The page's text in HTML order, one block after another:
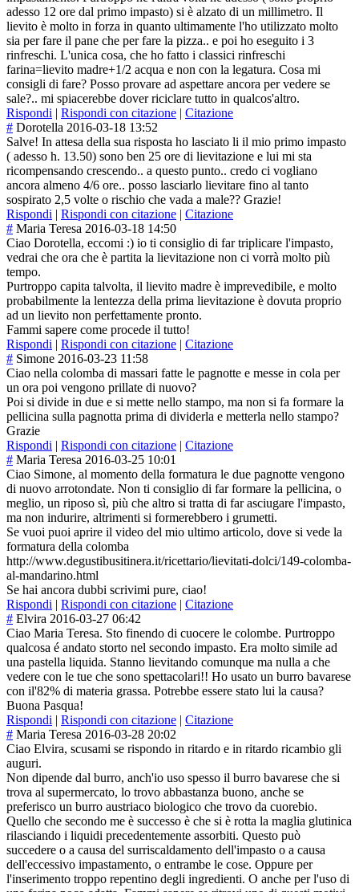
adesso 12 ore dal primo impasto) si è alzato di un millimetro. Il
lievito è molto in forza in quanto ultimamente l'ho utilizzato molto
sia per fare il pane che per fare la pizza.. e poi ho eseguito i 3
rinfreschi. L'unica cosa, che ho fatto i classici rinfreschi
farina=lievito madre+1/2 acqua e non con la legatura. Cosa mi
consigli di fare? Posso provare ad aspettare ancora per vedere se
sale?.. mi spiacerebbe dover riciclare tutto in qualcos'altro.
Rispondi | Rispondi con citazione | Citazione
# Dorotella 2016-03-18 13:52
Salve! In attesa della sua risposta ho lasciato li il mio primo impasto
( adesso h. 13.50) sono ben 25 ore di lievitazione e lui mi sta
ricompensando crescendo.. a questo punto.. credo ci vogliano
ancora almeno 4/6 ore.. posso lasciarlo lievitare fino al tanto
sospirato 2,5 volte o rischio che vada a male?? Grazie!
Rispondi | Rispondi con citazione | Citazione
# Maria Teresa 2016-03-18 14:50
Ciao Dorotella, eccomi :) io ti consiglio di far triplicare l'impasto,
vedrai che ora che è partita la lievitazione non ci vorrà molto più
tempo.
Purtroppo capita talvolta, il lievito madre è imprevedibile, e molto
probabilmente la lentezza della prima lievitazione è dovuta proprio
ad un lievito non perfettamente pronto.
Fammi sapere come procede il tutto!
Rispondi | Rispondi con citazione | Citazione
# Simone 2016-03-23 11:58
Ciao nella colomba di massari fatte le pagnotte e messe in cola per
un ora poi vengono prillate di nuovo?
Poi si divide in due e si mette nello stampo, ma non si fa formare la
pellicina sulla pagnotta prima di dividerla e metterla nello stampo?
Grazie
Rispondi | Rispondi con citazione | Citazione
# Maria Teresa 2016-03-25 10:01
Ciao Simone, al momento della formatura le due pagnotte vengono
di nuovo arrotondate. Non ti consiglio di far formare la pellicina, o
meglio, un riposo sì, più che altro si tratta di far asciugare l'impasto,
ma non indurire, altrimenti si formerebbero i grumetti.
Se vuoi puoi aprire il video del mio ultimo articolo, dove si vede la
formatura della colomba
http://www.degustibusitinera.it/ricettario/lievitati-dolci/149-colomba-
al-mandarino.html
Se hai ancora dubbi scrivimi pure, ciao!
Rispondi | Rispondi con citazione | Citazione
# Elvira 2016-03-27 06:42
Ciao Maria Teresa. Sto finendo di cuocere le colombe. Purtroppo
qualcosa é andato storto nel secondo impasto. Era molto simile ad
una pastella liquida. Stanno lievitando comunque ma nulla a che
vedere con le tue che sono spettacolari!! Ho usato un burro bavarese
con il'82% di materia grassa. Potrebbe essere stato lui la causa?
Buona Pasqua!
Rispondi | Rispondi con citazione | Citazione
# Maria Teresa 2016-03-28 20:02
Ciao Elvira, scusami se rispondo in ritardo e in ritardo ricambio gli
auguri.
Non dipende dal burro, anch'io uso spesso il burro bavarese che si
trova al supermercato, lo trovo abbastanza buono, anche se
preferisco un burro austriaco biologico che trovo da cuorebio.
Quello che secondo me è successo è che si è rotta la maglia glutinica
rilasciando i liquidi precedentemente assorbiti. Questo può
succedere o a causa del surriscaldamento dell'impasto o a causa
dell'eccessivo impastamento, o entrambe le cose. Oppure per
l'inserimento troppo repentino degli ingredienti. O anche per l'uso di